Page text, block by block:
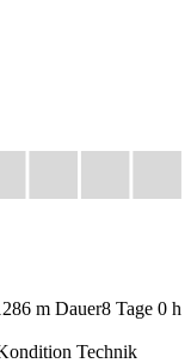
m Dauer8 Tage 0 h
Technik